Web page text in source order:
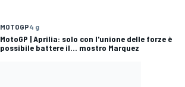
MOTOGP4 g
MotoGP | Aprilia: solo con l'unione delle forze è
possibile battere il... mostro Marquez